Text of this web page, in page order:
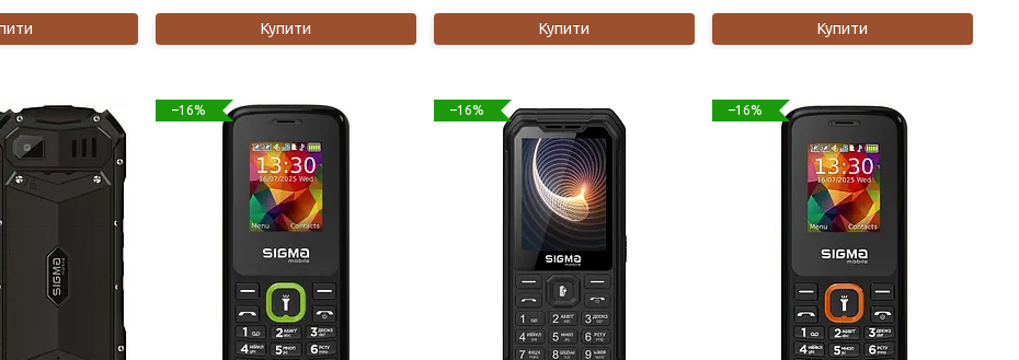
Купити Купити Купити
–16% –16% –16%